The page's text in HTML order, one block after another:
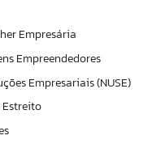
Empresária
Empreendedores
Empresariais (NUSE)
Estreito